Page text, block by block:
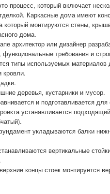
процесс, который включает
Каркасные дома имеют
который монтируются стены,
дома.
архитектор или дизайнер
функциональные требования и
типы используемых материалов
кровли.
деревья, кустарники и мусор.
и подготавливается
устанавливается
укладываются балки
вертикальные
концы стоек монтируется